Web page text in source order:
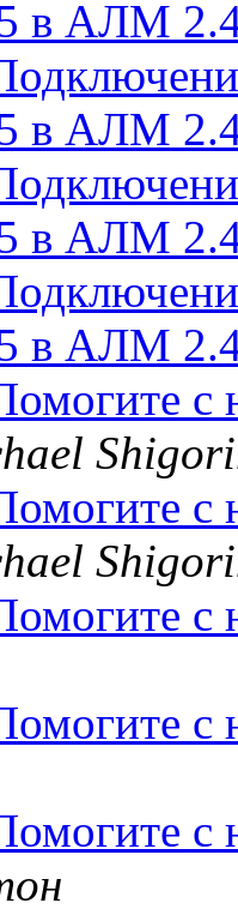
в АЛМ
в АЛМ
в АЛМ
в АЛМ
с
с
с
с
с